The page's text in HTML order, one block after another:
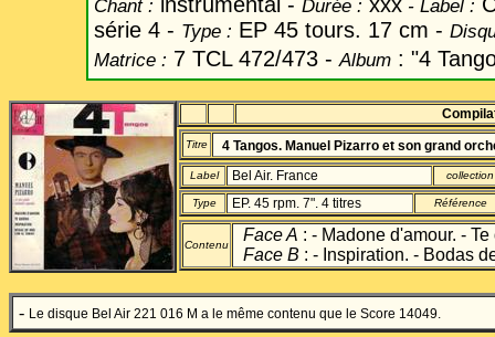
Chant: Durée : - Label :
série 4 - Type : EP 45 tours. 17 cm -
Matrice : 7 TCL 472/473 - Album : "4
Titre 4 Tangos. Manuel Pizarro et son grand
Label Bel Air. France collection
Type EP. 45 rpm. 7". 4 titres Référence
Contenu
Face A : - Madone d'amour. -
Face B : - Inspiration. - Bodas
- Le disque Bel Air 221 016 M a le même contenu que le Score 14049.